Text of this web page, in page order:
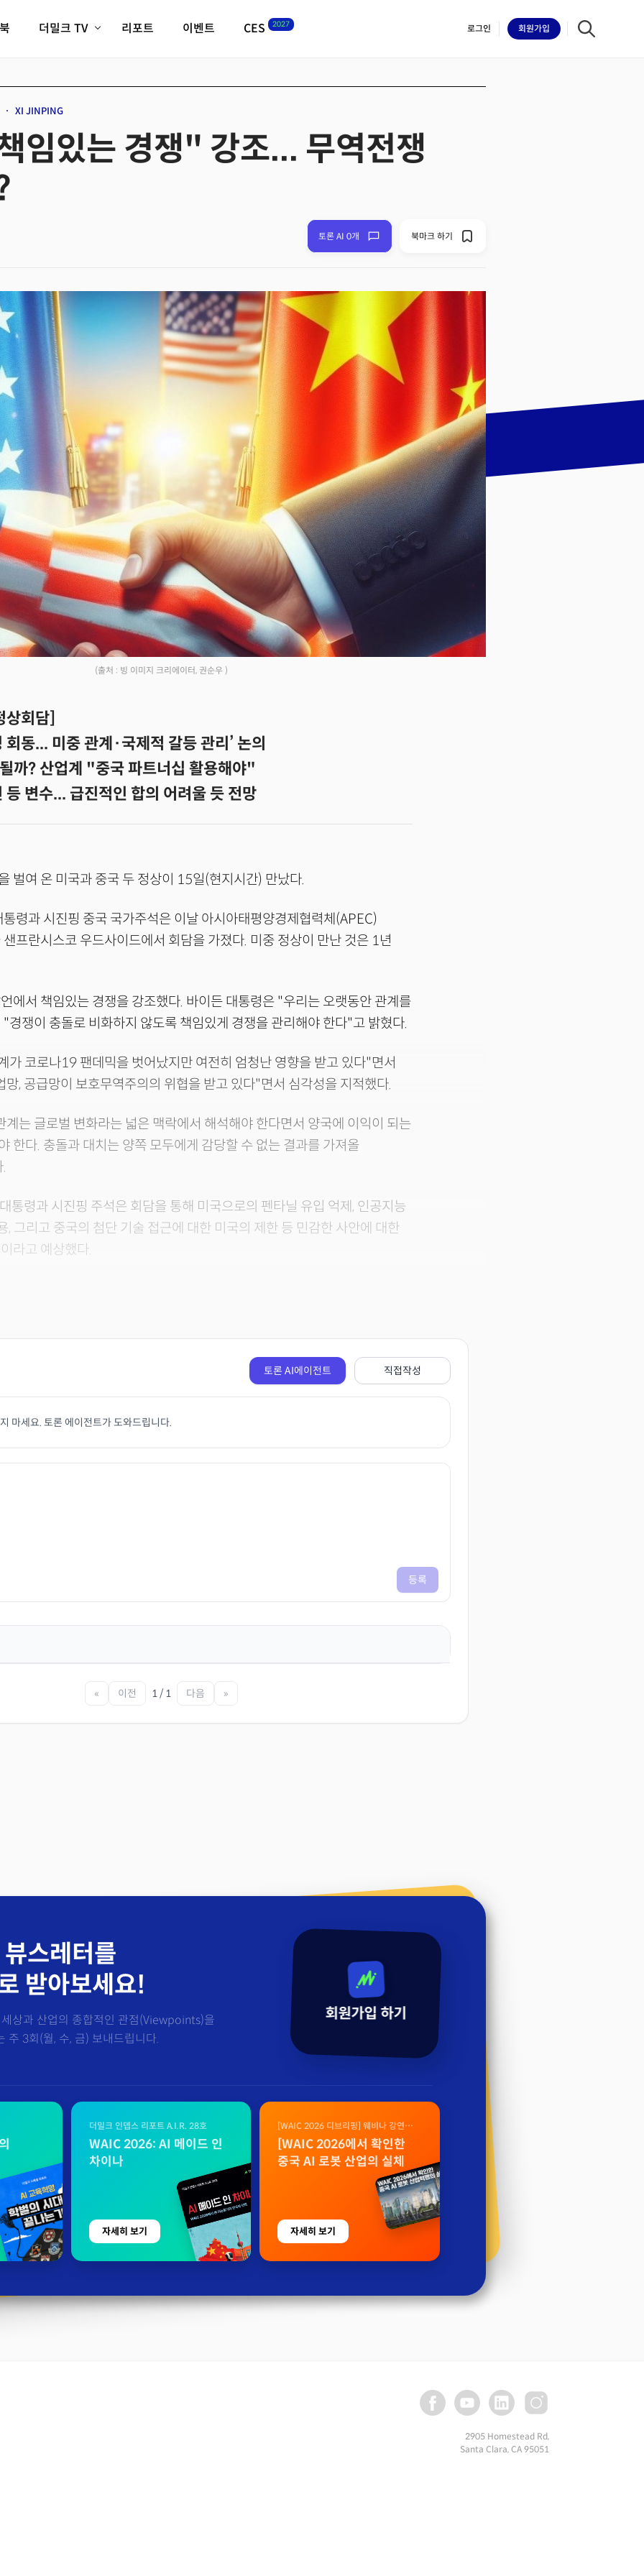
더밀크 TV
크리스의 뉴욕 시그널
리포트 이벤트 CES 2027
필드 가이드
CES2027 with TheMiilk
로그인 회원가입
XI JINPING
임있는 경쟁" 강조... 무역전쟁
토론 AI 0개 북마크 하기
(출처 : 빙 이미지 크리에이터, 권순우 )
상회담]
동... 미중 관계·국제적 갈등 관리’ 논의
까? 산업계 "중국 파트너십 활용해야"
등 변수... 급진적인 합의 어려울 듯 전망
벌여 온 미국과 중국 두 정상이 15일(현지시간) 만났다.
령과 시진핑 중국 국가주석은 이날 아시아태평양경제협력체(APEC)
프란시스코 우드사이드에서 회담을 가졌다. 미중 정상이 만난 것은 1년
에서 책임있는 경쟁을 강조했다. 바이든 대통령은 "우리는 오랫동안 관계를
경쟁이 충돌로 비화하지 않도록 책임있게 경쟁을 관리해야 한다"고 밝혔다.
가 코로나19 팬데믹을 벗어났지만 여전히 엄청난 영향을 받고 있다"면서
, 공급망이 보호무역주의의 위협을 받고 있다"면서 심각성을 지적했다.
계는 글로벌 변화라는 넓은 맥락에서 해석해야 한다면서 양국에 이익이 되는
한다. 충돌과 대치는 양쪽 모두에게 감당할 수 없는 결과를 가져올
통령과 시진핑 주석은 회담을 통해 미국으로의 펜타닐 유입 억제, 인공지능
, 그리고 중국의 첨단 기술 접근에 대한 미국의 제한 등 민감한 사안에 대한
라고 예상했다.
토론 AI에이전트 직접작성
마세요. 토론 에이전트가 도와드립니다.
등록
« 이전 1 / 1 다음 »
스레터를
받아보세요!
상과 산업의 종합적인 관점(Viewpoints)을
주 3회(월, 수, 금) 보내드립니다.
회원가입 하기
더밀크 인뎁스 리포트 A.I.R. 28호
WAIC 2026: AI 메이드 인
차이나
자세히 보기
[WAIC 2026 디브리핑] 웨비나 강연
자료
[WAIC 2026에서 확인한
중국 AI 로봇 산업의 실체
자세히 보기
2905 Homestead Rd,
Santa Clara, CA 95051